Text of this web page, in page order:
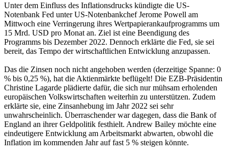
Unter dem Einfluss des Inflationsdrucks kündigte die US-
Notenbank Fed unter US-Notenbankchef Jerome Powell am
Mittwoch eine Verringerung ihres Wertpapierankaufprogramms um
15 Mrd. USD pro Monat an. Ziel ist eine Beendigung des
Programms bis Dezember 2022. Dennoch erklärte die Fed, sie sei
bereit, das Tempo der wirtschaftlichen Entwicklung anzupassen.
Das die Zinsen noch nicht angehoben werden (derzeitige Spanne: 0
% bis 0,25 %), hat die Aktienmärkte beflügelt! Die EZB-Präsidentin
Christine Lagarde plädierte dafür, die sich nur mühsam erholenden
europäischen Volkswirtschaften weiterhin zu unterstützen. Zudem
erklärte sie, eine Zinsanhebung im Jahr 2022 sei sehr
unwahrscheinlich. Überraschender war dagegen, dass die Bank of
England an ihrer Geldpolitik festhielt. Andrew Bailey möchte eine
eindeutigere Entwicklung am Arbeitsmarkt abwarten, obwohl die
Inflation im kommenden Jahr auf fast 5 % steigen könnte.